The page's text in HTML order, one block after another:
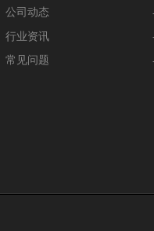
公司动态
行业资讯
常见问题